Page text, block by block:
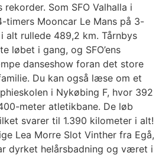
Som SFO Valhalla i
timers Mooncar Le Mans på 3-
alt rullede 489,2 km. Tårnbys
løbet i gang, og SFO’ens
danseshow foran det store
Du kan også læse om et
i Nykøbing F, hvor 392
meter atletikbane. De løb
svarer til 1.390 kilometer i alt!
Lea Morre Slot Vinther fra Egå,
dyrket helårsbadning og været i